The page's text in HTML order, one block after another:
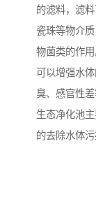
的滤料，滤
瓷珠等物介
物菌类的作
可以增强水
臭、感官性
生态净化池
的去除水体
生活污水处理
风景区生活一
豆制品污水